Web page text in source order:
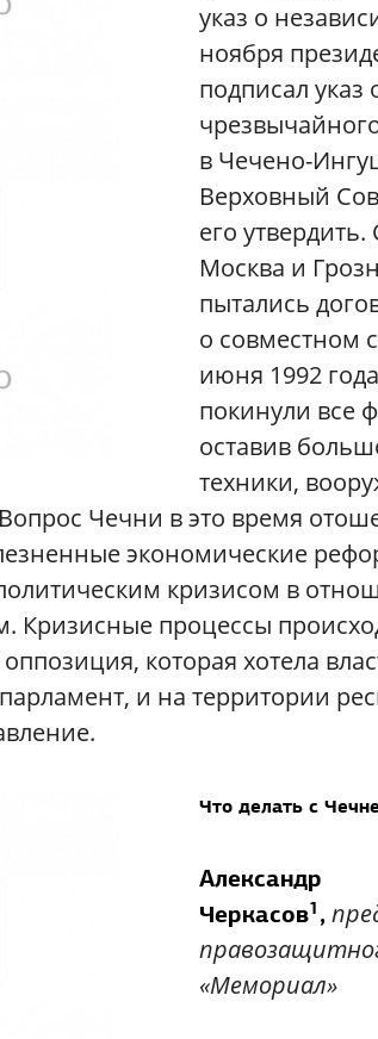
указ о
ноября
подписал указ
в Чечено-
Верховный
его
Москва и
пытались
о совместном
июня 1992
покинули все
оставив
техники,
Чечни в это время
экономические
кризисом в
Кризисные процессы
которая хотела
и на территории
Что делать с
Александр
Черкасов1 ,
«Мемориал»